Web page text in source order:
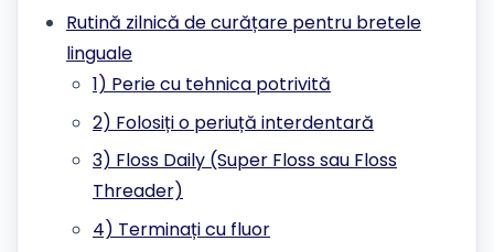
Rutină zilnică de curățare pentru bretele
linguale
1) Perie cu tehnica potrivită
2) Folosiți o periuță interdentară
3) Floss Daily (Super Floss sau Floss
Threader)
4) Terminați cu fluor